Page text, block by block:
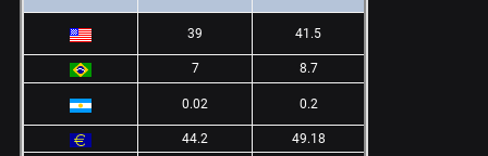
39 41.5
7 8.7
0.02 0.2
44.2
49.18